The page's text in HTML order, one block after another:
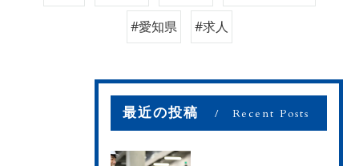
#愛知県 #求人
最近の投稿 Recent Posts